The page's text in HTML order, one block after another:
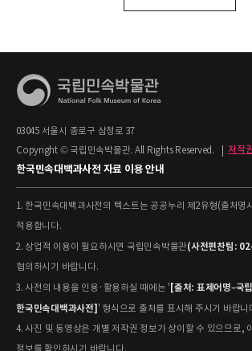
03045 서울시 종로구 삼청로 37
Copyright © 국립민속박물관. All Rights Reserved.
저작
한국민속대백과사전 자료 이용 안내
1. 한국민속대백과사전의 텍스트는 공공누리 제2유형(출처명
적용합니다.
2. 상업적 이용이 필요하시면 국립민속박물관(사전편찬팀:
협의하시기 바랍니다.
3. 사전의 내용을 인용·활용하실 때에는 '[출처: 표제어명–국
한국민속대백과사전]' 형식으로 출처를 표시해 주시기 바랍니
4. 사진 및 동영상은 개별 저작권 정보가 상이할 수 있으므로,
정보를 확인하시기 바랍니다.